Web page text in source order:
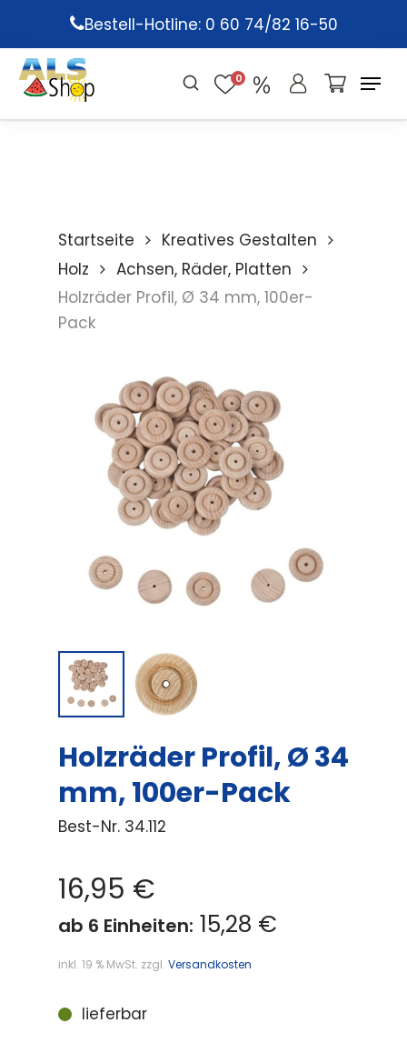
main
content
Bestell-Hotline: 0 60 74/82 16-50
0
Startseite
Kreatives Gestalten
Holz
Achsen, Räder, Platten
Holzräder Profil, Ø 34 mm, 100er-
Pack
Holzräder Profil, Ø 34
mm, 100er-Pack
Best-Nr. 34.112
16,95 €
ab 6 Einheiten: 15,28 €
inkl. 19 % MwSt. zzgl. Versandkosten
lieferbar